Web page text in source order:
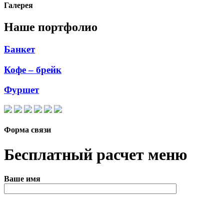
Галерея
Наше портфолио
Банкет
Кофе – брейк
Фуршет
Форма связи
Бесплатный расчет меню
Ваше имя